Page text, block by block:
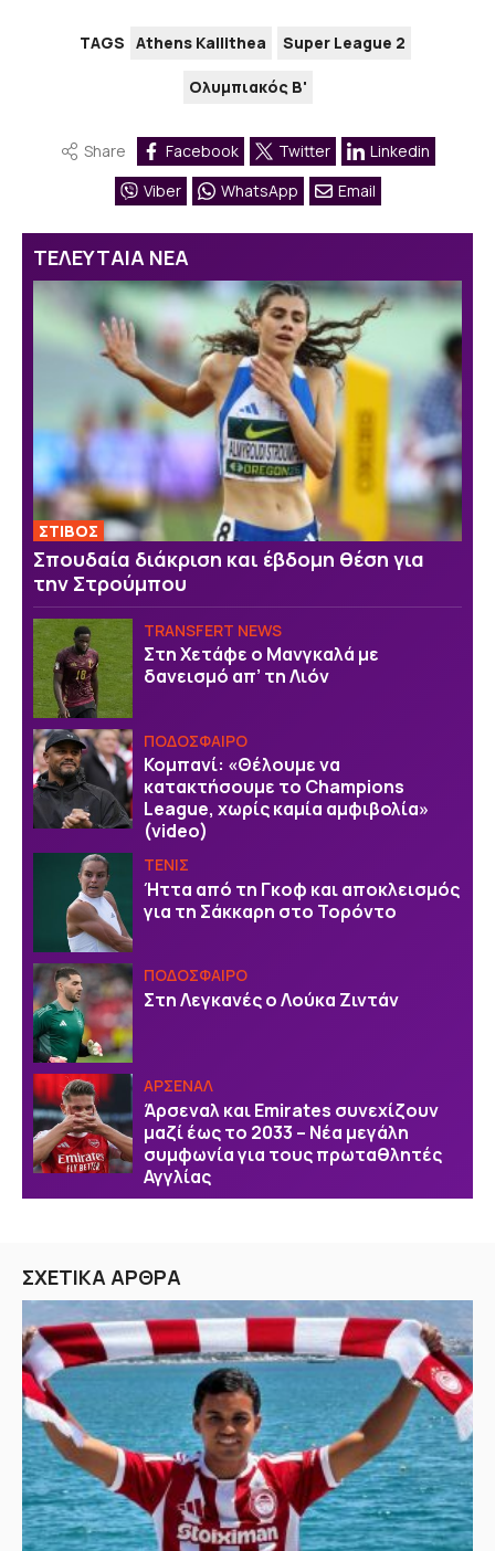
TAGS Athens Kallithea Super League 2
Ολυμπιακός Β'
Share Facebook Twitter
Linkedin
Viber
WhatsApp Email
ΤΕΛΕΥΤΑΙΑ ΝΕΑ
ΣΤΙΒΟΣ
Σπουδαία διάκριση και έβδομη θέση για
την Στρούμπου
TRANSFERT NEWS
Στη Χετάφε ο Μανγκαλά με
δανεισμό απ’ τη Λιόν
ΠΟΔΟΣΦΑΙΡΟ
Κομπανί: «Θέλουμε να
κατακτήσουμε το Champions
League, χωρίς καμία αμφιβολία»
(video)
ΤΕΝΙΣ
Ήττα από τη Γκοφ και αποκλεισμός
για τη Σάκκαρη στο Τορόντο
ΠΟΔΟΣΦΑΙΡΟ
Στη Λεγκανές ο Λούκα Ζιντάν
ΑΡΣΕΝΑΛ
Άρσεναλ και Emirates συνεχίζουν
μαζί έως το 2033 – Νέα μεγάλη
συμφωνία για τους πρωταθλητές
Αγγλίας
ΣΧΕΤΙΚΑ ΑΡΘΡΑ